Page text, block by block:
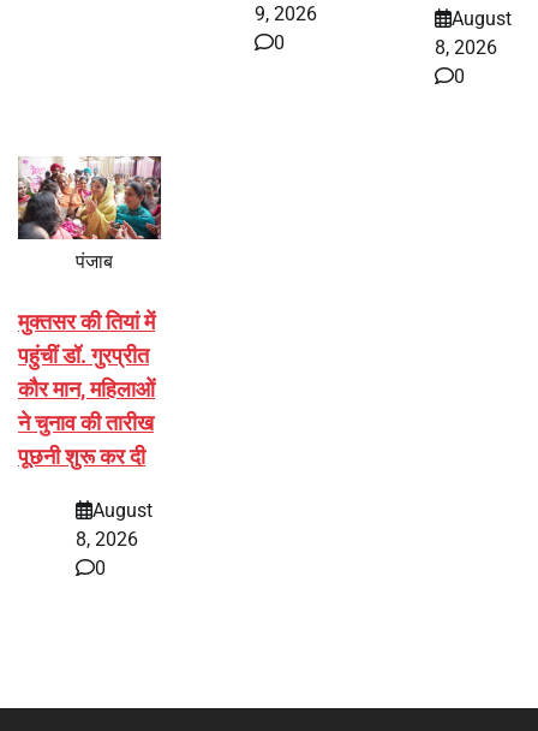
9, 2026
0
August
8, 2026
0
पंजाब
मुक्तसर की तियां में
पहुंचीं डॉ. गुरप्रीत
कौर मान, महिलाओं
ने चुनाव की तारीख
पूछनी शुरू कर दी
August
8, 2026
0